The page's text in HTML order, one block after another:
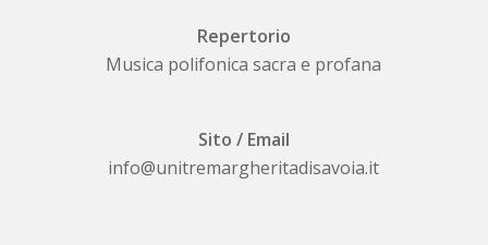
Repertorio
Musica polifonica sacra e profana
Sito / Email
info@unitremargheritadisavoia.it